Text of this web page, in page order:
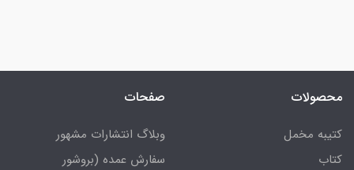
محصولات
کتیبه مخمل
کتاب
صفحات
وبلاگ انتشارات مشهور
سفارش عمده (بروشور